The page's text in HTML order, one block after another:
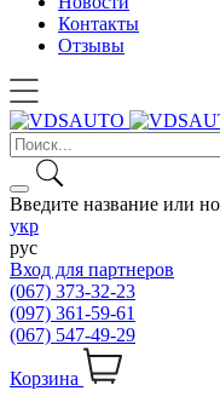
Контакты
Отзывы
Введите название или
укр
рус
Вход для партнеров
(067) 373-32-23
(097) 361-59-61
(067) 547-49-29
Корзина